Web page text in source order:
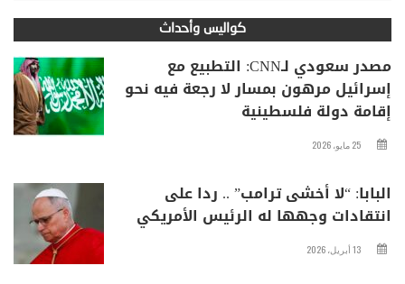
كواليس وأحداث
مصدر سعودي لـCNN: التطبيع مع
إسرائيل مرهون بمسار لا رجعة فيه نحو
إقامة دولة فلسطينية
25 مايو، 2026
البابا: “لا أخشى ترامب” .. ردا على
انتقادات وجهها له الرئيس الأمريكي
13 أبريل، 2026